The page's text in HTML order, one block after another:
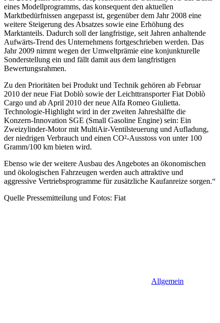
eines Modellprogramms, das konsequent den aktuellen
Marktbedürfnissen angepasst ist, gegenüber dem Jahr 2008 eine
weitere Steigerung des Absatzes sowie eine Erhöhung des
Marktanteils. Dadurch soll der langfristige, seit Jahren anhaltende
Aufwärts-Trend des Unternehmens fortgeschrieben werden. Das
Jahr 2009 nimmt wegen der Umweltprämie eine konjunkturelle
Sonderstellung ein und fällt damit aus dem langfristigen
Bewertungsrahmen.
Zu den Prioritäten bei Produkt und Technik gehören ab Februar
2010 der neue Fiat Doblò sowie der Leichttransporter Fiat Doblò
Cargo und ab April 2010 der neue Alfa Romeo Giulietta.
Technologie-Highlight wird in der zweiten Jahreshälfte die
Konzern-Innovation SGE (Small Gasoline Engine) sein: Ein
Zweizylinder-Motor mit MultiAir-Ventilsteuerung und Aufladung,
der niedrigen Verbrauch und einen CO²-Ausstoss von unter 100
Gramm/100 km bieten wird.
Ebenso wie der weitere Ausbau des Angebotes an ökonomischen
und ökologischen Fahrzeugen werden auch attraktive und
aggressive Vertriebsprogramme für zusätzliche Kaufanreize sorgen.“
Quelle Pressemitteilung und Fotos: Fiat
Allgemein